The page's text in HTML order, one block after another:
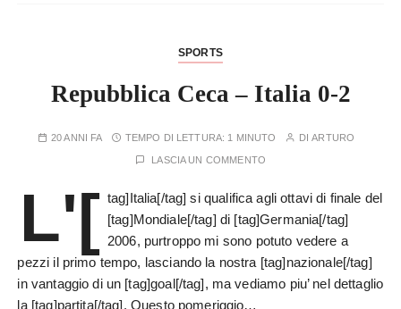
SPORTS
Repubblica Ceca – Italia 0-2
20 ANNI FA TEMPO DI LETTURA: 1 MINUTO DIARTURO
LASCIA UN COMMENTO
L'[ tag]Italia[/tag] si qualifica agli ottavi di finale del
[tag]Mondiale[/tag] di [tag]Germania[/tag]
2006, purtroppo mi sono potuto vedere a
pezzi il primo tempo, lasciando la nostra [tag]nazionale[/tag]
in vantaggio di un [tag]goal[/tag], ma vediamo piu’ nel dettaglio
la [tag]partita[/tag]. Questo pomeriggio…